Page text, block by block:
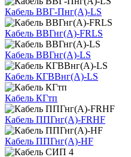
Кабель ВВГ-Пнг(А)-LS
Кабель ВВГнг(А)-FRLS
Кабель ВВГнг(А)-LS
Кабель КГВВнг(А)-LS
Кабель КГтп
Кабель ППГнг(А)-FRHF
Кабель ППГнг(А)-HF